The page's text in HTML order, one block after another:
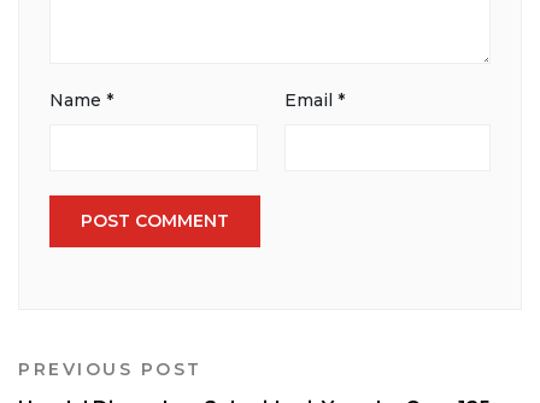
Name * Email *
PREVIOUS POST